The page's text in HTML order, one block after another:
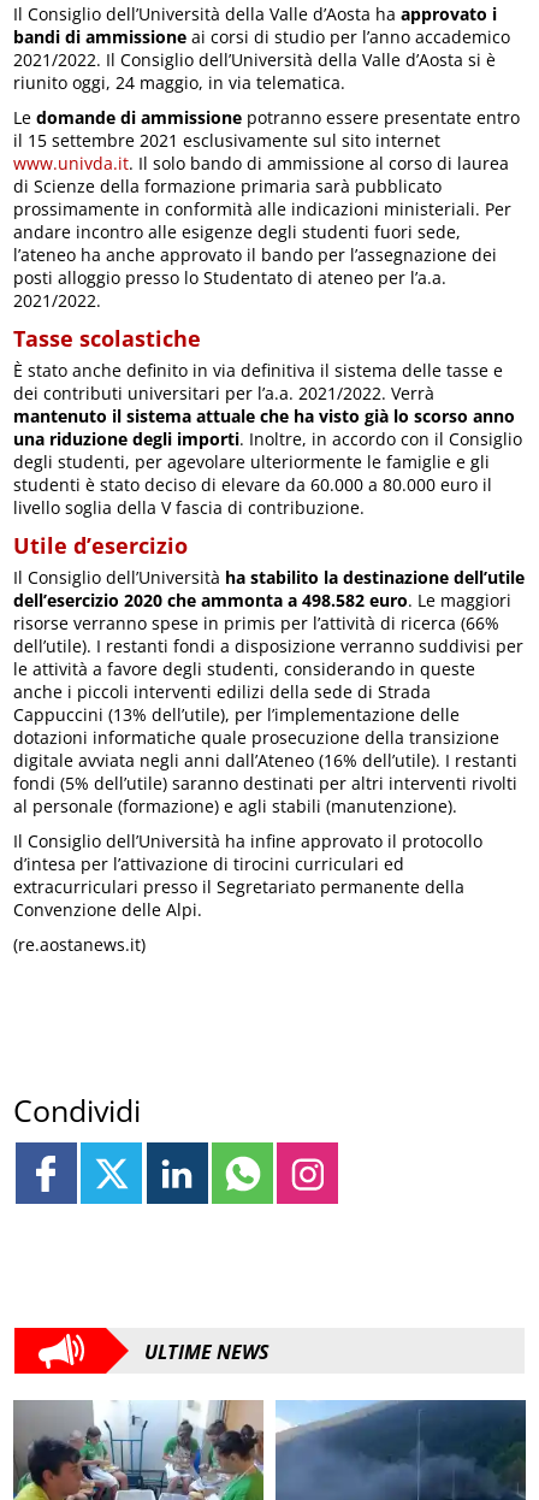
Il Consiglio dell’Università della Valle d’Aosta ha approvato i
bandi di ammissione ai corsi di studio per l’anno accademico
2021/2022. Il Consiglio dell’Università della Valle d’Aosta si è
riunito oggi, 24 maggio, in via telematica.
Ledomande di ammissione potranno essere presentate entro
il 15 settembre 2021 esclusivamente sul sito internet
www.univda.it. Il solo bando di ammissione al corso di laurea
di Scienze della formazione primaria sarà pubblicato
prossimamente in conformità alle indicazioni ministeriali. Per
andare incontro alle esigenze degli studenti fuori sede,
l’ateneo ha anche approvato il bando per l’assegnazione dei
posti alloggio presso lo Studentato di ateneo per l’a.a.
2021/2022.
Tasse scolastiche
È stato anche definito in via definitiva il sistema delle tasse e
dei contributi universitari per l’a.a. 2021/2022. Verrà
mantenuto il sistema attuale che ha visto già lo scorso anno
una riduzione degli importi. Inoltre, in accordo con il Consiglio
degli studenti, per agevolare ulteriormente le famiglie e gli
studenti è stato deciso di elevare da 60.000 a 80.000 euro il
livello soglia della V fascia di contribuzione.
Utile d’esercizio
Il Consiglio dell’Università ha stabilito la destinazione dell’utile
dell’esercizio 2020 che ammonta a 498.582 euro. Le maggiori
risorse verranno spese in primis per l’attività di ricerca (66%
dell’utile). I restanti fondi a disposizione verranno suddivisi per
le attività a favore degli studenti, considerando in queste
anche i piccoli interventi edilizi della sede di Strada
Cappuccini (13% dell’utile), per l’implementazione delle
dotazioni informatiche quale prosecuzione della transizione
digitale avviata negli anni dall’Ateneo (16% dell’utile). I restanti
fondi (5% dell’utile) saranno destinati per altri interventi rivolti
al personale (formazione) e agli stabili (manutenzione).
Il Consiglio dell’Università ha infine approvato il protocollo
d’intesa per l’attivazione di tirocini curriculari ed
extracurriculari presso il Segretariato permanente della
Convenzione delle Alpi.
(re.aostanews.it)
Condividi
ULTIME NEWS